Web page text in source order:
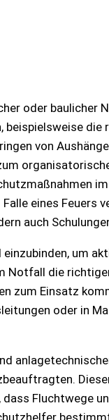
oder baulicher
die
von
eines Feuers
auch
um
Notfall die
zum Einsatz
oder in
Fluchtwege